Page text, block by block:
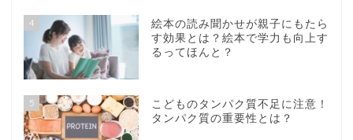
4
絵本の読み聞かせが親子にもたら
す効果とは？絵本で学力も向上す
るってほんと？
5
こどものタンパク質不足に注意！
タンパク質の重要性とは？